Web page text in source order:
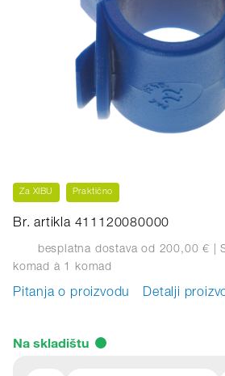
Za XIBU Praktično
Br. artikla 411120080000
besplatna dostava od 200,00 € |
komad à 1 komad
Pitanja o proizvodu Detalji
Na skladištu